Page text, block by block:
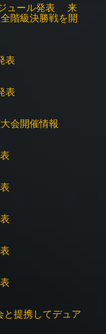
ジュール発表 来
階級決勝戦を開
表
表
会開催情報
提携してデュア